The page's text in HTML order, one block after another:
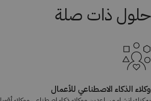
وكلاء الذكاء الاصطناعي للأعمال